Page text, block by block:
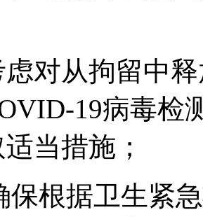
对从拘留中
19病毒检
当措施；
保根据卫生紧